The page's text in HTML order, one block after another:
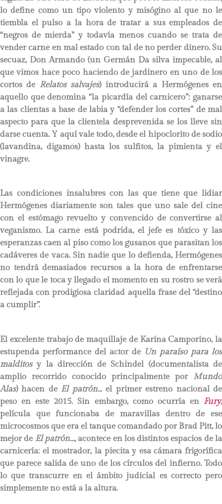
lo define como un tipo violento y misógino al que no le
tiembla el pulso a la hora de tratar a sus empleados de
“negros de mierda” y todavía menos cuando se trata de
vender carne en mal estado con tal de no perder dinero. Su
secuaz, Don Armando (un Germán Da silva impecable, al
que vimos hace poco haciendo de jardinero en uno de los
cortos de Relatos salvajes) introducirá a Hermógenes en
aquello que denomina “la picardía del carnicero”: ganarse
a las clientas a base de labia y “defender los cortes” de mal
aspecto para que la clientela desprevenida se los lleve sin
darse cuenta. Y aquí vale todo, desde el hipoclorito de sodio
(lavandina, digamos) hasta los sulfitos, la pimienta y el
vinagre.
Las condiciones insalubres con las que tiene que lidiar
Hermógenes diariamente son tales que uno sale del cine
con el estómago revuelto y convencido de convertirse al
veganismo. La carne está podrida, el jefe es tóxico y las
esperanzas caen al piso como los gusanos que parasitan los
cadáveres de vaca. Sin nadie que lo defienda, Hermógenes
no tendrá demasiados recursos a la hora de enfrentarse
con lo que le toca y llegado el momento en su rostro se verá
reflejada con prodigiosa claridad aquella frase del “destino
a cumplir”.
El excelente trabajo de maquillaje de Karina Camporino, la
estupenda performance del actor de Un paraíso para los
malditosy la dirección de Schindel (documentalista de
amplio recorrido conocido principalmente por Mundo
Alas) hacen de El patrón…el primer estreno nacional de
peso en este 2015. Sin embargo, como ocurría en Fury,
película que funcionaba de maravillas dentro de ese
microcosmos que era el tanque comandado por Brad Pitt, lo
mejor de El patrón…,acontece en los distintos espacios de la
carnicería: el mostrador, la piecita y esa cámara frigorífica
que parece salida de uno de los círculos del infierno. Todo
lo que transcurre en el ámbito judicial es correcto pero
simplemente no está a la altura.